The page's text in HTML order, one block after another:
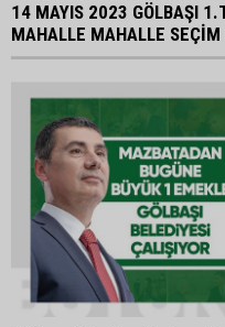
14 MAYIS 2023 GÖLBAŞI
MAHALLE MAHALLE SEÇİM